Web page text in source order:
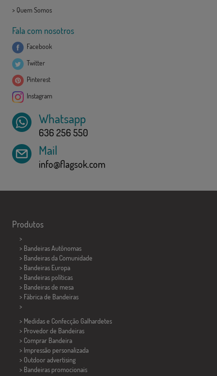
> Quem Somos
Fala com nosotros
Facebook
Twitter
Pinterest
Instagram
Whatsapp
636 256 550
Mail
info@flagsok.com
Produtos
>
> Bandeiras Autônomas
> Bandeiras da Comunidade
> Bandeiras Europa
> Bandeiras políticas
> Bandeiras de mesa
> Fábrica de Bandeiras
>
> Medidas e Confecção Galhardetes
> Provedor de Bandeiras
> Comprar Bandeira
> Impressão personalizada
> Outdoor advertising
> Bandeiras promocionais